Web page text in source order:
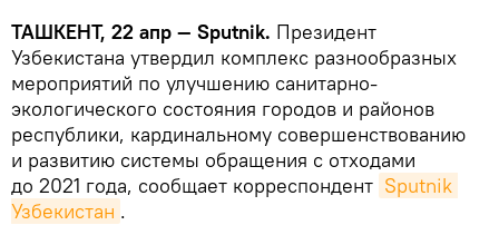
ТАШКЕНТ, 22 апр — Sputnik. Президент
Узбекистана утвердил комплекс разнообразных
мероприятий по улучшению санитарно-
экологического состояния городов и районов
республики, кардинальному совершенствованию
и развитию системы обращения с отходами
до 2021 года, сообщает корреспондент Sputnik
Узбекистан .